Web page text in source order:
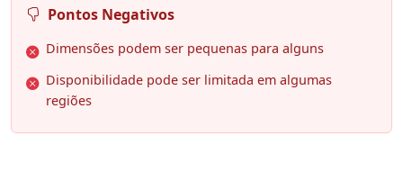
Pontos Negativos
Dimensões podem ser pequenas para alguns
Disponibilidade pode ser limitada em algumas
regiões